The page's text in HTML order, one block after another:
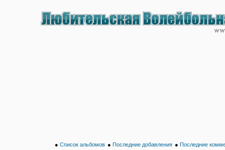
● Список альбомов ● Последние добавления ● Последние